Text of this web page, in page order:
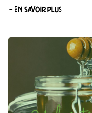
– En savoir plus